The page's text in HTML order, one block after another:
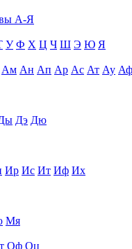
А-Я
У Ф Х Ц Ч Ш Э Ю Я
Ам Ан Ап Ар Ас Ат Ау Аф
Дэ Дю
Ир Ис Ит Иф Их
Мя
Оф Оц